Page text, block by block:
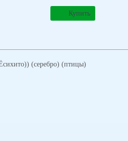
Купить
(серебро) (птицы)